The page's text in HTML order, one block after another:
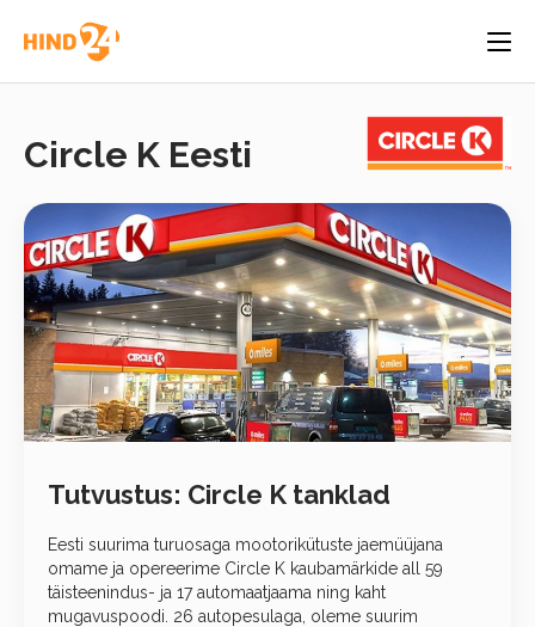
Circle K Eesti
Tutvustus: Circle K tanklad
Eesti suurima turuosaga mootorikütuste jaemüüjana
omame ja opereerime Circle K kaubamärkide all 59
täisteenindus- ja 17 automaatjaama ning kaht
mugavuspoodi. 26 autopesulaga, oleme suurim